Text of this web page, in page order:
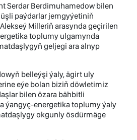
Serdar Berdimuhamedow bilen
paýdarlar jemgyýetiniň
Milleriň arasynda geçirilen
toplumy ulgamynda
geljegi ara alnyp
belleýşi ýaly, ägirt uly
eýe bolan biziň döwletimiz
bilen özara bähbitli
ýangyç-energetika toplumy ýaly
okgunly ösdürmäge